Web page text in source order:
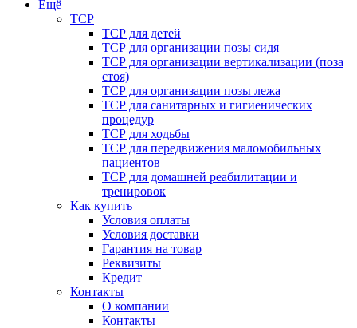
Ещё
ТСР
ТСР для детей
ТСР для организации позы сидя
ТСР для организации вертикализации (поза
стоя)
ТСР для организации позы лежа
ТСР для санитарных и гигиенических
процедур
ТСР для ходьбы
ТСР для передвижения маломобильных
пациентов
ТСР для домашней реабилитации и
тренировок
Как купить
Условия оплаты
Условия доставки
Гарантия на товар
Реквизиты
Кредит
Контакты
О компании
Контакты